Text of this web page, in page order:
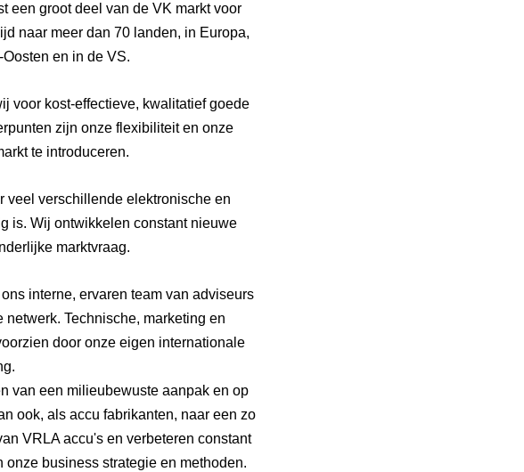
een groot deel van de VK markt voor
naar meer dan 70 landen, in Europa,
en in de VS.
voor kost-effectieve, kwalitatief goede
zijn onze flexibiliteit en onze
te introduceren.
veel verschillende elektronische en
is. Wij ontwikkelen constant nieuwe
marktvraag.
interne, ervaren team van adviseurs
Technische, marketing en
door onze eigen internationale
van een milieubewuste aanpak en op
ook, als accu fabrikanten, naar een zo
VRLA accu's en verbeteren constant
business strategie en methoden.